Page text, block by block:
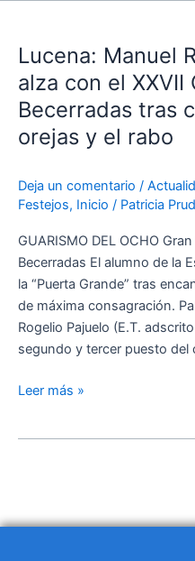
Lucena: Manuel
alza con el XXVII
Becerradas tras
orejas y el rabo
Deja un comentario /
Festejos, Inicio / Patricia
GUARISMO DEL OCHO
Becerradas El alumno de la
la “Puerta Grande” tras
de máxima consagración.
Rogelio Pajuelo (E.T.
segundo y tercer puesto
Real
“Realito”
se
alza
con
XXVII
Ciclo
Becerradas
tras
cortar
las
dos
orejas
el
Leer más »